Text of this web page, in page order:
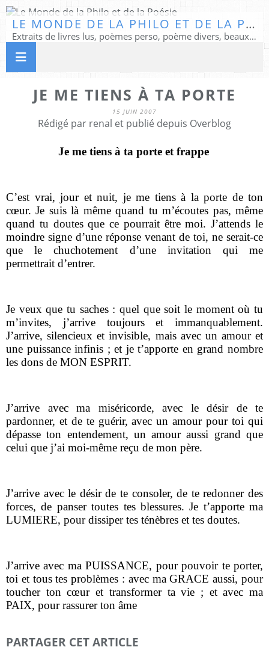
LE MONDE DE LA PHILO ET DE LA POÉSIE
Extraits de livres lus, poèmes perso, poème divers, beaux textes...
JE ME TIENS À TA PORTE
15 JUIN 2007
Rédigé par renal et publié depuis Overblog
Je me tiens à ta porte et frappe
C’est vrai, jour et nuit, je me tiens à la porte de ton
cœur. Je suis là même quand tu m’écoutes pas, même
quand tu doutes que ce pourrait être moi. J’attends le
moindre signe d’une réponse venant de toi, ne serait-ce
que le chuchotement d’une invitation qui me
permettrait d’entrer.
Je veux que tu saches : quel que soit le moment où tu
m’invites, j’arrive toujours et immanquablement.
J’arrive, silencieux et invisible, mais avec un amour et
une puissance infinis ; et je t’apporte en grand nombre
les dons de MON ESPRIT.
J’arrive avec ma miséricorde, avec le désir de te
pardonner, et de te guérir, avec un amour pour toi qui
dépasse ton entendement, un amour aussi grand que
celui que j’ai moi-même reçu de mon père.
J’arrive avec le désir de te consoler, de te redonner des
forces, de panser toutes tes blessures. Je t’apporte ma
LUMIERE, pour dissiper tes ténèbres et tes doutes.
J’arrive avec ma PUISSANCE, pour pouvoir te porter,
toi et tous tes problèmes : avec ma GRACE aussi, pour
toucher ton cœur et transformer ta vie ; et avec ma
PAIX, pour rassurer ton âme
PARTAGER CET ARTICLE